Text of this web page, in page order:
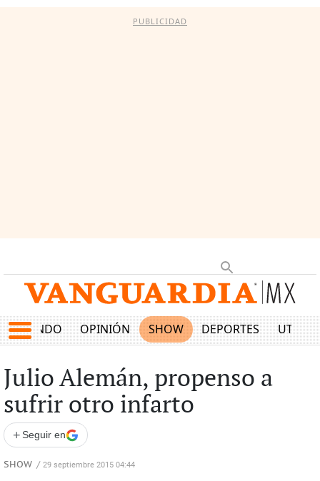
PUBLICIDAD
MUNDO OPINIÓN SHOW DEPORTES
Julio Alemán, propenso a
sufrir otro infarto
+ Seguir en
SHOW / 29 septiembre 2015 04:44